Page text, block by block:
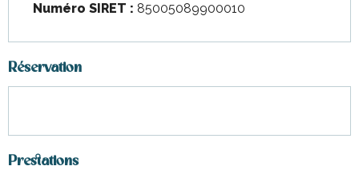
Numéro SIRET : 85005089900010
Réservation
Prestations